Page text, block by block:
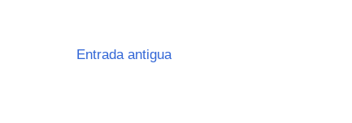
Entrada antigua